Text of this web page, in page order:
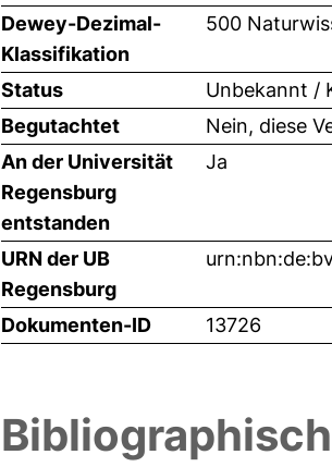
Dewey-Dezimal-
Klassifikation
500
Status
Unbekannt /
Begutachtet
Nein, diese
An der Universität
Regensburg
entstanden
Ja
URN der UB
Regensburg
Dokumenten-ID 13726